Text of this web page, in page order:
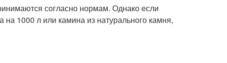
согласно нормам. Однако если
на 1000 л или камина из натурального камня,